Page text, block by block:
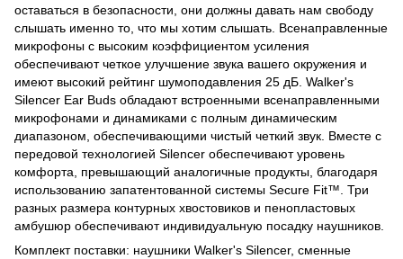
оставаться в безопасности, они должны давать нам свободу
слышать именно то, что мы хотим слышать. Всенаправленные
микрофоны с высоким коэффициентом усиления
обеспечивают четкое улучшение звука вашего окружения и
имеют высокий рейтинг шумоподавления 25 дБ. Walker's
Silencer Ear Buds обладают встроенными всенаправленными
микрофонами и динамиками с полным динамическим
диапазоном, обеспечивающими чистый четкий звук. Вместе с
передовой технологией Silencer обеспечивают уровень
комфорта, превышающий аналогичные продукты, благодаря
использованию запатентованной системы Secure Fit™. Три
разных размера контурных хвостовиков и пенопластовых
амбушюр обеспечивают индивидуальную посадку наушников.
Комплект поставки: наушники Walker's Silencer, сменные